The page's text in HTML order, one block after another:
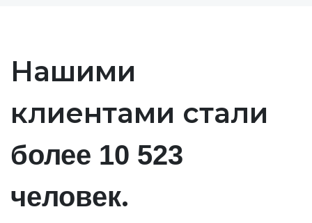
Нашими
клиентами стали
более 10 523
человек.